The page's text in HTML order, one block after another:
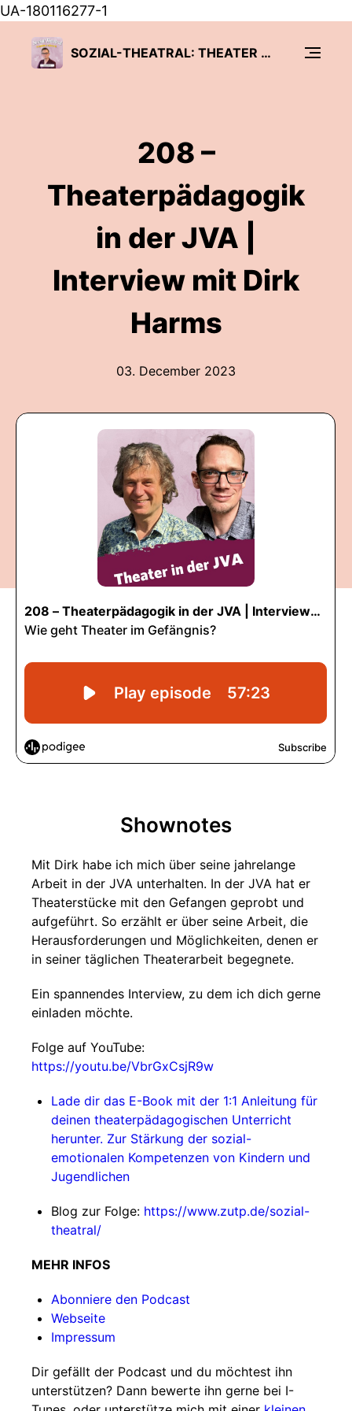
UA-180116277-1
SOZIAL-THEATRAL: THEATER TRIFFT PÄDAGOGIK
208 –
Theaterpädagogik
in der JVA |
Interview mit Dirk
Harms
03. December 2023
Shownotes
Mit Dirk habe ich mich über seine jahrelange
Arbeit in der JVA unterhalten. In der JVA hat er
Theaterstücke mit den Gefangen geprobt und
aufgeführt. So erzählt er über seine Arbeit, die
Herausforderungen und Möglichkeiten, denen er
in seiner täglichen Theaterarbeit begegnete.
Ein spannendes Interview, zu dem ich dich gerne
einladen möchte.
Folge auf YouTube:
https://youtu.be/VbrGxCsjR9w
Lade dir das E-Book mit der 1:1 Anleitung für
deinen theaterpädagogischen Unterricht
herunter. Zur Stärkung der sozial-
emotionalen Kompetenzen von Kindern und
Jugendlichen
Blog zur Folge: https://www.zutp.de/sozial-
theatral/
MEHR INFOS
Abonniere den Podcast
Webseite
Impressum
Dir gefällt der Podcast und du möchtest ihn
unterstützen? Dann bewerte ihn gerne bei I-